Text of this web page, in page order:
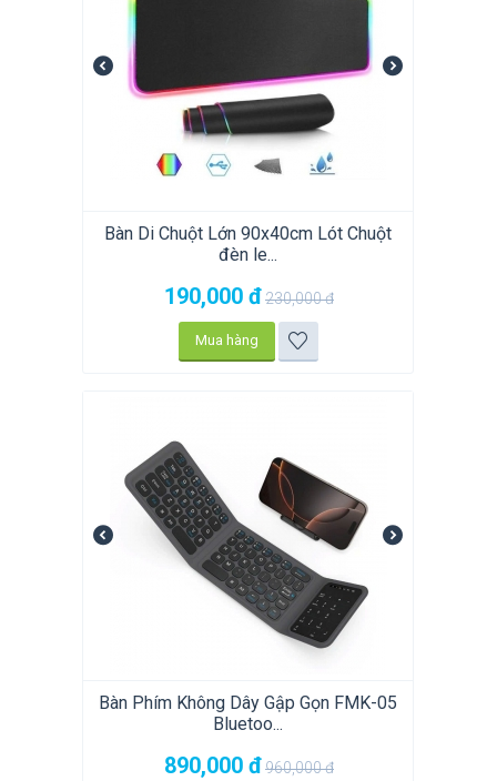
Bàn Di Chuột Lớn 90x40cm Lót Chuột
đèn le...
190,000 đ230,000đ
Mua hàng
Bàn Phím Không Dây Gập Gọn FMK-05
Bluetoo...
890,000 đ960,000đ